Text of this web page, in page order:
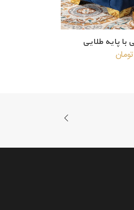
خرید
پایه طلایی